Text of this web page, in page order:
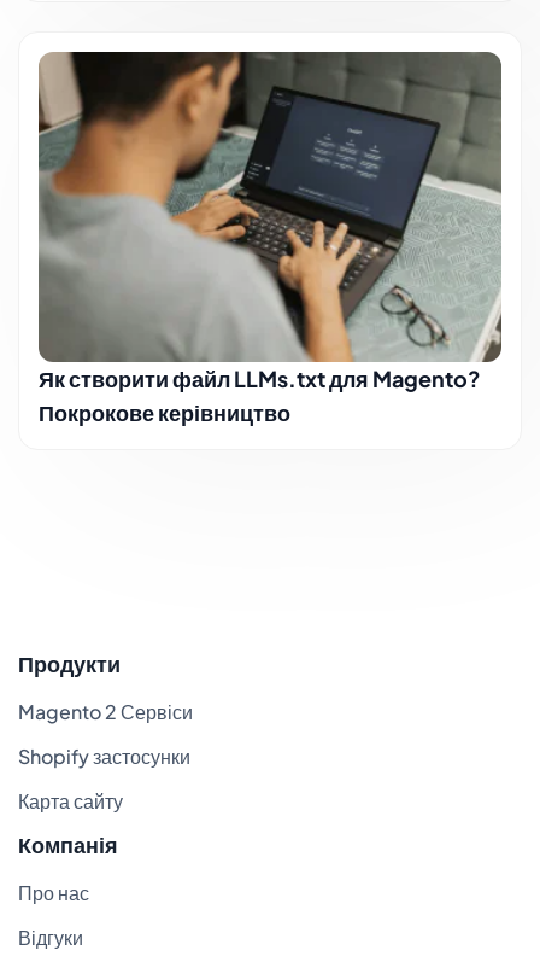
Як створити файл LLMs.txt для Magento?
Покрокове керівництво
Продукти
Magento 2 Сервіси
Shopify застосунки
Карта сайту
Компанія
Про нас
Відгуки